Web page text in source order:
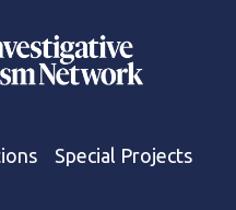
Special Projects